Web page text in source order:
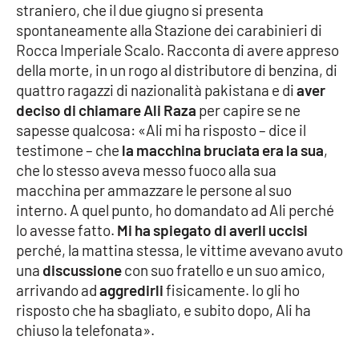
APP
Android
Apple
straniero, che il due giugno si presenta
spontaneamente alla Stazione dei carabinieri di
Rocca Imperiale Scalo. Racconta di avere appreso
della morte, in un rogo al distributore di benzina, di
quattro ragazzi di nazionalità pakistana e diaver
deciso di chiamare Ali Raza per capire se ne
sapesse qualcosa: «Ali mi ha risposto – dice il
testimone – che la macchina bruciata era la sua,
che lo stesso aveva messo fuoco alla sua
macchina per ammazzare le persone al suo
interno. A quel punto, ho domandato ad Ali perché
lo avesse fatto. Mi ha spiegato di averli uccisi
perché, la mattina stessa, le vittime avevano avuto
una discussionecon suo fratello e un suo amico,
arrivando adaggredirlifisicamente. Io gli ho
risposto che ha sbagliato, e subito dopo, Ali ha
chiuso la telefonata».